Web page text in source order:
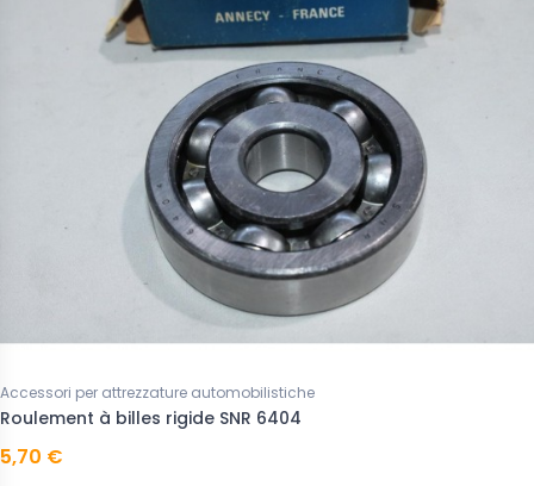
Accessori per attrezzature automobilistiche
Roulement à billes rigide SNR 6404
5,70 €